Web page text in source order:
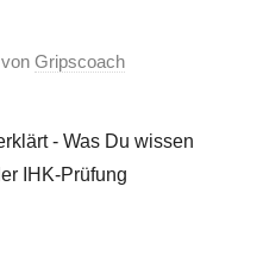
von Gripscoach